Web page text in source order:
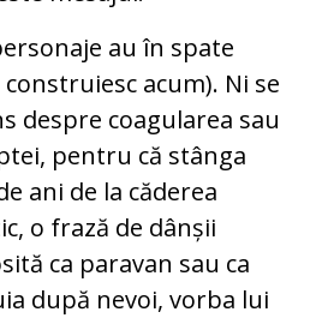
au în spate
acum). Ni se
despre coagularea sau
pentru că stânga
ani de la căderea
o frază de dânșii
ca paravan sau ca
după nevoi, vorba lui